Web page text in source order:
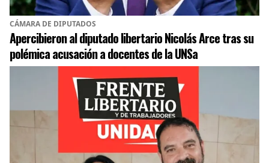
CÁMARA DE DIPUTADOS
Apercibieron al diputado libertario Nicolás Arce tras su
polémica acusación a docentes de la UNSa